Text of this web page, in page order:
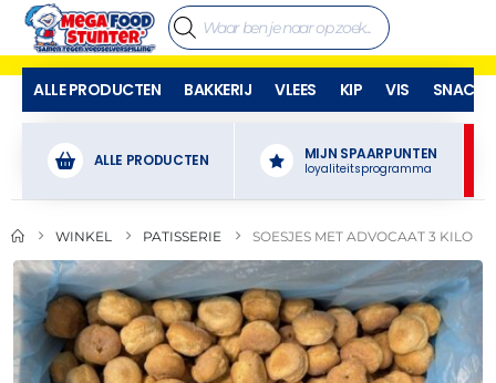
ALLE PRODUCTEN BAKKERIJ VLEES KIP VIS SNACKS
ALLE PRODUCTEN MIJN SPAARPUNTEN
loyaliteitsprogramma
WINKEL PATISSERIE SOESJES MET ADVOCAAT 3 KILO